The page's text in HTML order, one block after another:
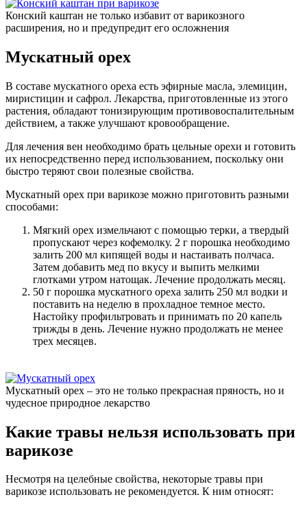
Конский каштан не только избавит от варикозного
расширения, но и предупредит его осложнения
Мускатный орех
В составе мускатного ореха есть эфирные масла, элемицин,
миристицин и сафрол. Лекарства, приготовленные из этого
растения, обладают тонизирующим противовоспалительным
действием, а также улучшают кровообращение.
Для лечения вен необходимо брать цельные орехи и готовить
их непосредственно перед использованием, поскольку они
быстро теряют свои полезные свойства.
Мускатный орех при варикозе можно приготовить разными
способами:
Мягкий орех измельчают с помощью терки, а твердый
пропускают через кофемолку. 2 г порошка необходимо
залить 200 мл кипящей воды и настаивать полчаса.
Затем добавить мед по вкусу и выпить мелкими
глотками утром натощак. Лечение продолжать месяц.
50 г порошка мускатного ореха залить 250 мл водки и
поставить на неделю в прохладное темное место.
Настойку профильтровать и принимать по 20 капель
трижды в день. Лечение нужно продолжать не менее
трех месяцев.
Мускатный орех – это не только прекрасная пряность, но и
чудесное природное лекарство
Какие травы нельзя использовать при
варикозе
Несмотря на целебные свойства, некоторые травы при
варикозе использовать не рекомендуется. К ним относят: